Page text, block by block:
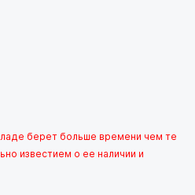
берет больше времени чем те
известием о ее наличии и